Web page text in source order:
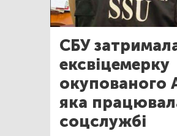
СБУ
ексвіцемерку
окупованого
яка
соцслужбі